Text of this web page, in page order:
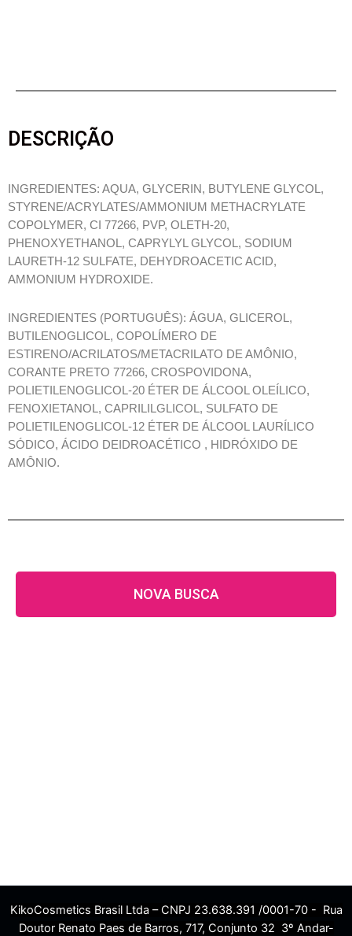
DESCRIÇÃO
INGREDIENTES: AQUA, GLYCERIN, BUTYLENE GLYCOL,
STYRENE/ACRYLATES/AMMONIUM METHACRYLATE
COPOLYMER, CI 77266, PVP, OLETH-20,
PHENOXYETHANOL, CAPRYLYL GLYCOL, SODIUM
LAURETH-12 SULFATE, DEHYDROACETIC ACID,
AMMONIUM HYDROXIDE.
INGREDIENTES (PORTUGUÊS): ÁGUA, GLICEROL,
BUTILENOGLICOL, COPOLÍMERO DE
ESTIRENO/ACRILATOS/METACRILATO DE AMÔNIO,
CORANTE PRETO 77266, CROSPOVIDONA,
POLIETILENOGLICOL-20 ÉTER DE ÁLCOOL OLEÍLICO,
FENOXIETANOL, CAPRILILGLICOL, SULFATO DE
POLIETILENOGLICOL-12 ÉTER DE ÁLCOOL LAURÍLICO
SÓDICO, ÁCIDO DEIDROACÉTICO , HIDRÓXIDO DE
AMÔNIO.
NOVA BUSCA
KikoCosmetics Brasil Ltda – CNPJ 23.638.391 /0001-70 - Rua
Doutor Renato Paes de Barros, 717, Conjunto 32 3º Andar-